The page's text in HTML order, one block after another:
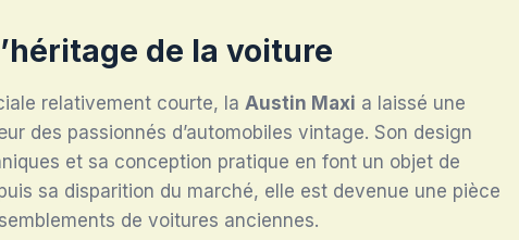
de la voiture
relativement courte, la Austin Maxi a laissé une
des passionnés d’automobiles vintage. Son design
et sa conception pratique en font un objet de
sa disparition du marché, elle est devenue une pièce
de voitures anciennes.